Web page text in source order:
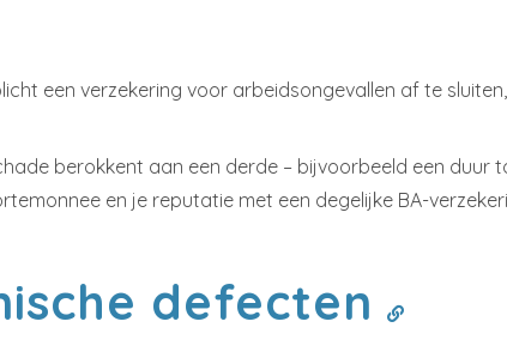
een verzekering voor arbeidsongevallen af te
berokkent aan een derde – bijvoorbeeld een duur
en je reputatie met een degelijke BA-
defecten